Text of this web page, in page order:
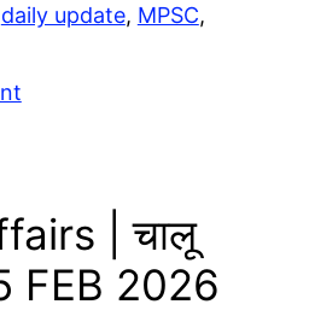
daily update, MPSC,
| चालू
FEB 2026